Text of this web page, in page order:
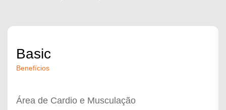
Basic
Benefícios
Área de Cardio e Musculação